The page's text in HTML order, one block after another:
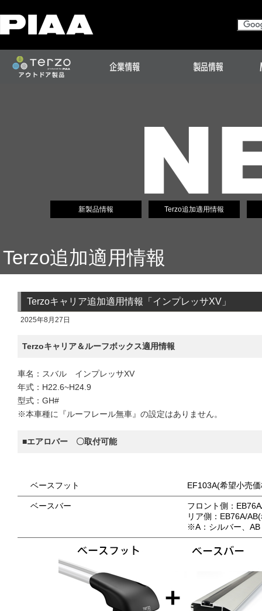
新製品情報 Terzo追加適用情報
Terzo追加適用情報
Terzoキャリア追加適用情報「インプレッサXV」
2025年8月27日
Terzoキャリア＆ルーフボックス適用情報
車名：スバル インプレッサXV
年式：H22.6~H24.9
型式：GH#
※本車種に『ルーフレール無車』の設定はありません。
■エアロバー 〇取付可能
ベースフット EF103A(希望小売
ベースバー
フロント側：
リア側：EB76A/
※A：シルバー、